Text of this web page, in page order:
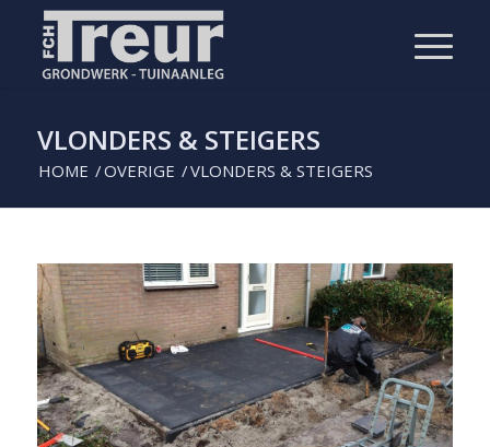
VLONDERS & STEIGERS
HOME /OVERIGE /VLONDERS & STEIGERS